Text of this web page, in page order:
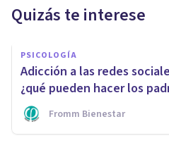
Quizás te interese
PSICOLOGÍA
Adicción a las redes
¿qué pueden hacer los
Fromm Bienestar